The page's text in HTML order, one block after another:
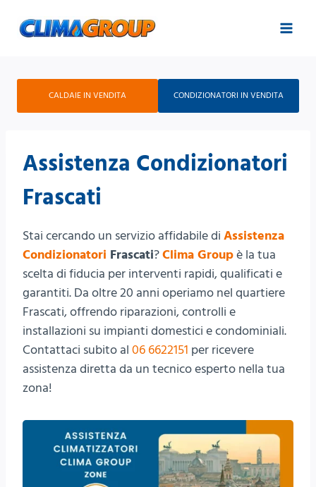
CALDAIE IN VENDITA CONDIZIONATORI IN VENDITA
Assistenza Condizionatori
Frascati
Stai cercando un servizio affidabile di Assistenza
Condizionatori Frascati?Clima Groupè la tua
scelta di fiducia per interventi rapidi, qualificati e
garantiti. Da oltre 20 anni operiamo nel quartiere
Frascati, offrendo riparazioni, controlli e
installazioni su impianti domestici e condominiali.
Contattaci subito al 06 6622151 per ricevere
assistenza diretta da un tecnico esperto nella tua
zona!